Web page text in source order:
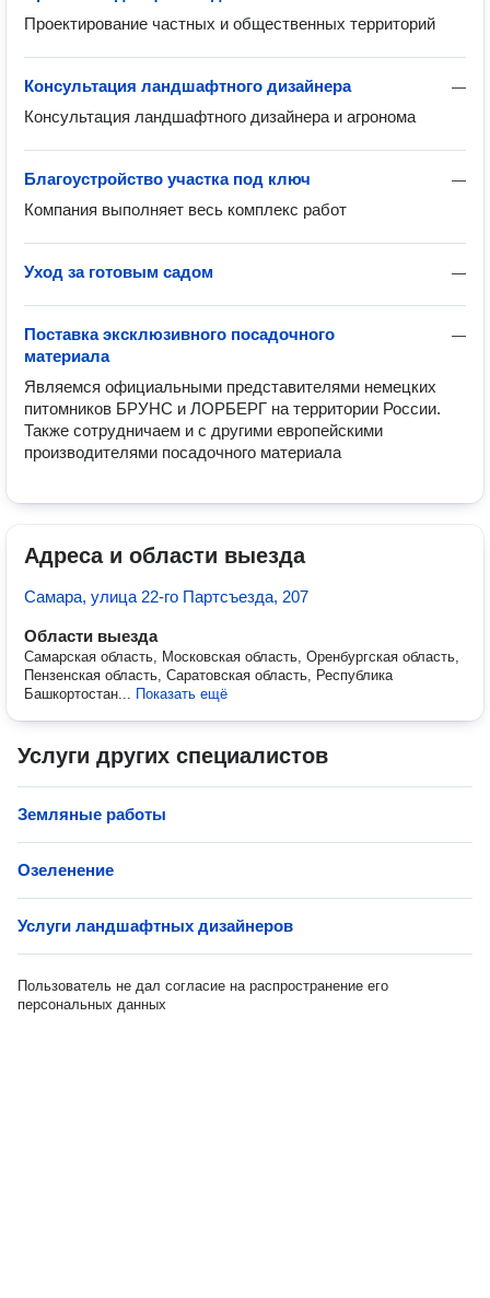
Проектирование частных и общественных территорий
—
Консультация ландшафтного дизайнера
Консультация ландшафтного дизайнера и агронома
—
Благоустройство участка под ключ
Компания выполняет весь комплекс работ
—
Уход за готовым садом
—
Поставка эксклюзивного посадочного
материала
Являемся официальными представителями немецких
питомников БРУНС и ЛОРБЕРГ на территории России.
Также сотрудничаем и с другими европейскими
производителями посадочного материала
Адреса и области выезда
Самара, улица 22-го Партсъезда, 207
Области выезда
Самарская область, Московская область, Оренбургская область,
Пензенская область, Саратовская область, Республика
Башкортостан... Показать ещё
Услуги других специалистов
Земляные работы
Озеленение
Услуги ландшафтных дизайнеров
Пользователь не дал согласие на распространение его
персональных данных